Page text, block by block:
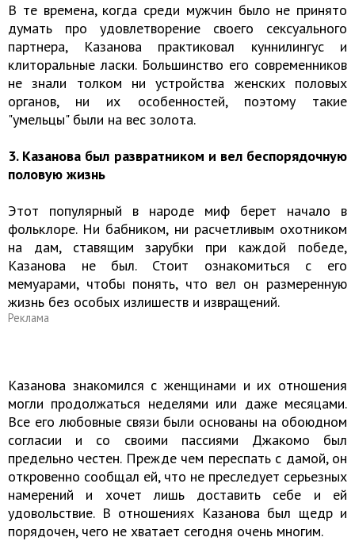
В те времена, когда среди мужчин было не принято
думать про удовлетворение своего сексуального
партнера, Казанова практиковал куннилингус и
клиторальные ласки. Большинство его современников
не знали толком ни устройства женских половых
органов, ни их особенностей, поэтому такие
"умельцы" были на вес золота.
3. Казанова был развратником и вел беспорядочную
половую жизнь
Этот популярный в народе миф берет начало в
фольклоре. Ни бабником, ни расчетливым охотником
на дам, ставящим зарубки при каждой победе,
Казанова не был. Стоит ознакомиться с его
мемуарами, чтобы понять, что вел он размеренную
жизнь без особых излишеств и извращений.
Реклама
Казанова знакомился с женщинами и их отношения
могли продолжаться неделями или даже месяцами.
Все его любовные связи были основаны на обоюдном
согласии и со своими пассиями Джакомо был
предельно честен. Прежде чем переспать с дамой, он
откровенно сообщал ей, что не преследует серьезных
намерений и хочет лишь доставить себе и ей
удовольствие. В отношениях Казанова был щедр и
порядочен, чего не хватает сегодня очень многим.